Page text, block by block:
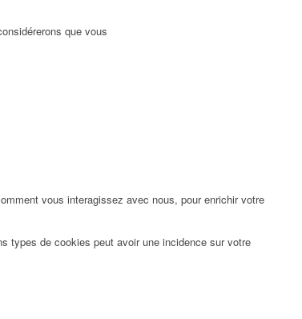
que vous
vous interagissez avec nous, pour enrichir votre
types de cookies peut avoir une incidence sur votre